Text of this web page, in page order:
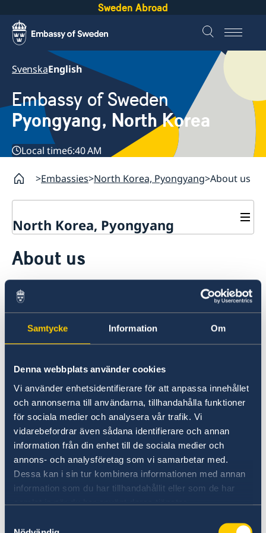
Samtycke Information Om
Denna webbplats använder cookies
Vi använder enhetsidentifierare för att anpassa innehållet
och annonserna till användarna, tillhandahålla funktioner
för sociala medier och analysera vår trafik. Vi
vidarebefordrar även sådana identifierare och annan
information från din enhet till de sociala medier och
annons- och analysföretag som vi samarbetar med.
Dessa kan i sin tur kombinera informationen med annan
information som du har tillhandahållit eller som de har
samlat in när du har använt deras tjänster.
Sweden Abroad
SvenskaEnglish
Embassy of Sweden
Pyongyang, North Korea
Local time6:40 AM
Embassies North Korea, Pyongyang About us
North Korea, Pyongyang
About us
The Ambassador
Current
News
About us
Welcome to the Embassy of Sweden in
Pyongyang, Democratic People's
Republic of Korea.